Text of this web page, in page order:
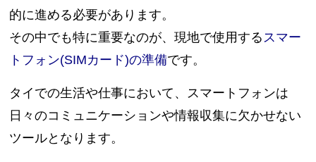
的に進める必要があります。
その中でも特に重要なのが、現地で使用する スマー
トフォン(SIMカード)の準備です。
タイでの生活や仕事において、スマートフォンは
日々のコミュニケーションや情報収集に欠かせない
ツールとなります。